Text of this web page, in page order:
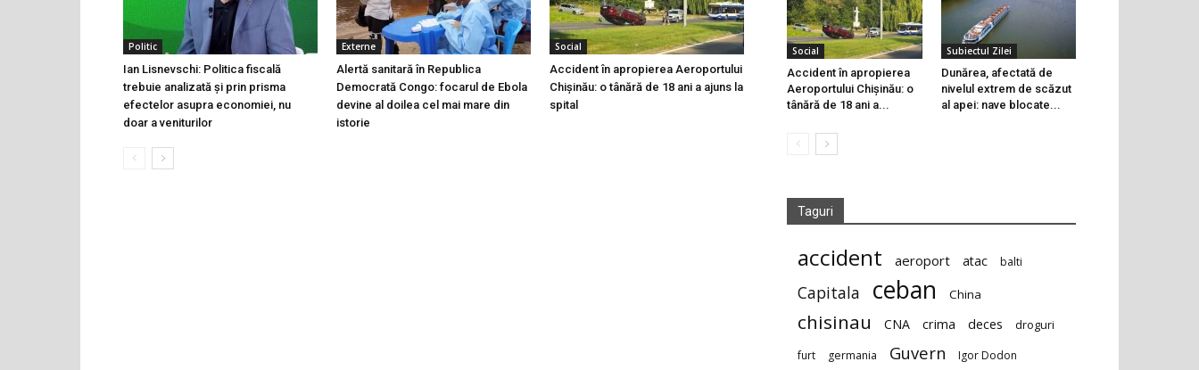
Politic
Ian Lisnevschi: Politica fiscală
trebuie analizată și prin prisma
efectelor asupra economiei, nu
doar a veniturilor
Externe
Alertă sanitară în Republica
Democrată Congo: focarul de Ebola
devine al doilea cel mai mare din
istorie
Social
Accident în apropierea Aeroportului
Chișinău: o tânără de 18 ani a ajuns la
spital
Social
Accident în apropierea
Aeroportului Chișinău: o
tânără de 18 ani a...
Subiectul Zilei
Dunărea, afectată de
nivelul extrem de scăzut
al apei: nave blocate...
Taguri
accident aeroport atac balti
Capitala ceban China
chisinau CNA crima deces droguri
furt germania Guvern Igor Dodon